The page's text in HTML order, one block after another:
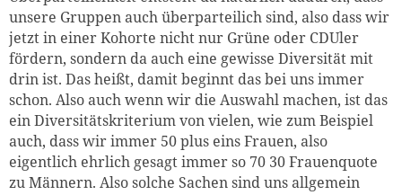
unsere Gruppen auch überparteilich sind, also dass wir
jetzt in einer Kohorte nicht nur Grüne oder CDUler
fördern, sondern da auch eine gewisse Diversität mit
drin ist. Das heißt, damit beginnt das bei uns immer
schon. Also auch wenn wir die Auswahl machen, ist das
ein Diversitätskriterium von vielen, wie zum Beispiel
auch, dass wir immer 50 plus eins Frauen, also
eigentlich ehrlich gesagt immer so 70 30 Frauenquote
zu Männern. Also solche Sachen sind uns allgemein